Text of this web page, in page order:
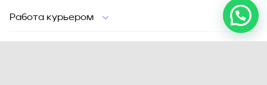
Работа курьером Онлайн подключение